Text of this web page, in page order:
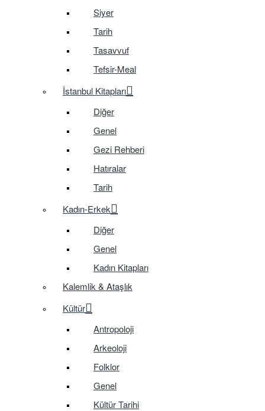
Siyer
Tarih
Tasavvuf
Tefsir-Meal
İstanbul Kitapları
Diğer
Genel
Gezi Rehberi
Hatıralar
Tarih
Kadın-Erkek
Diğer
Genel
Kadın Kitapları
Kalemlik & Ataşlık
Kültür
Antropoloji
Arkeoloji
Folklor
Genel
Kültür Tarihi